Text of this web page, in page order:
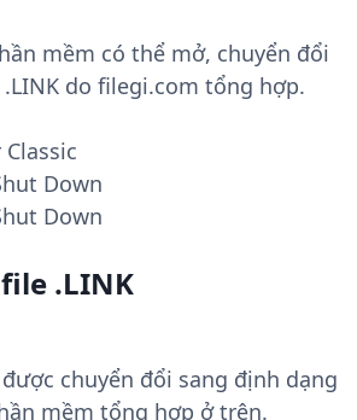
mềm có thể mở, chuyển đổi
do filegi.com tổng hợp.
Down
Down
.LINK
chuyển đổi sang định dạng
mềm tổng hợp ở trên.